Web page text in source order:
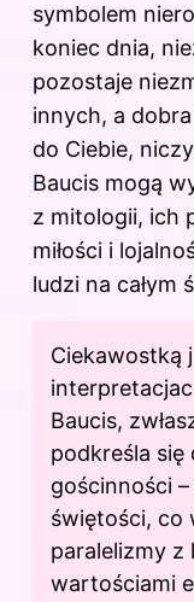
symbolem
koniec dnia,
pozostaje
innych, a
do Ciebie,
Baucis mogą
z mitologii, ich
miłości i
ludzi na całym
Ciekawostką
Baucis,
podkreśla
gościnności
świętości, co
paralelizmy z
wartościami